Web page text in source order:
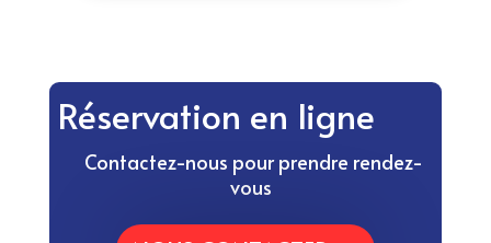
Réservation en ligne
Contactez-nous pour prendre rendez-
vous